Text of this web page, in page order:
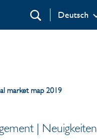
Deutsch
Suchen
market map 2019
| Neuigkeiten